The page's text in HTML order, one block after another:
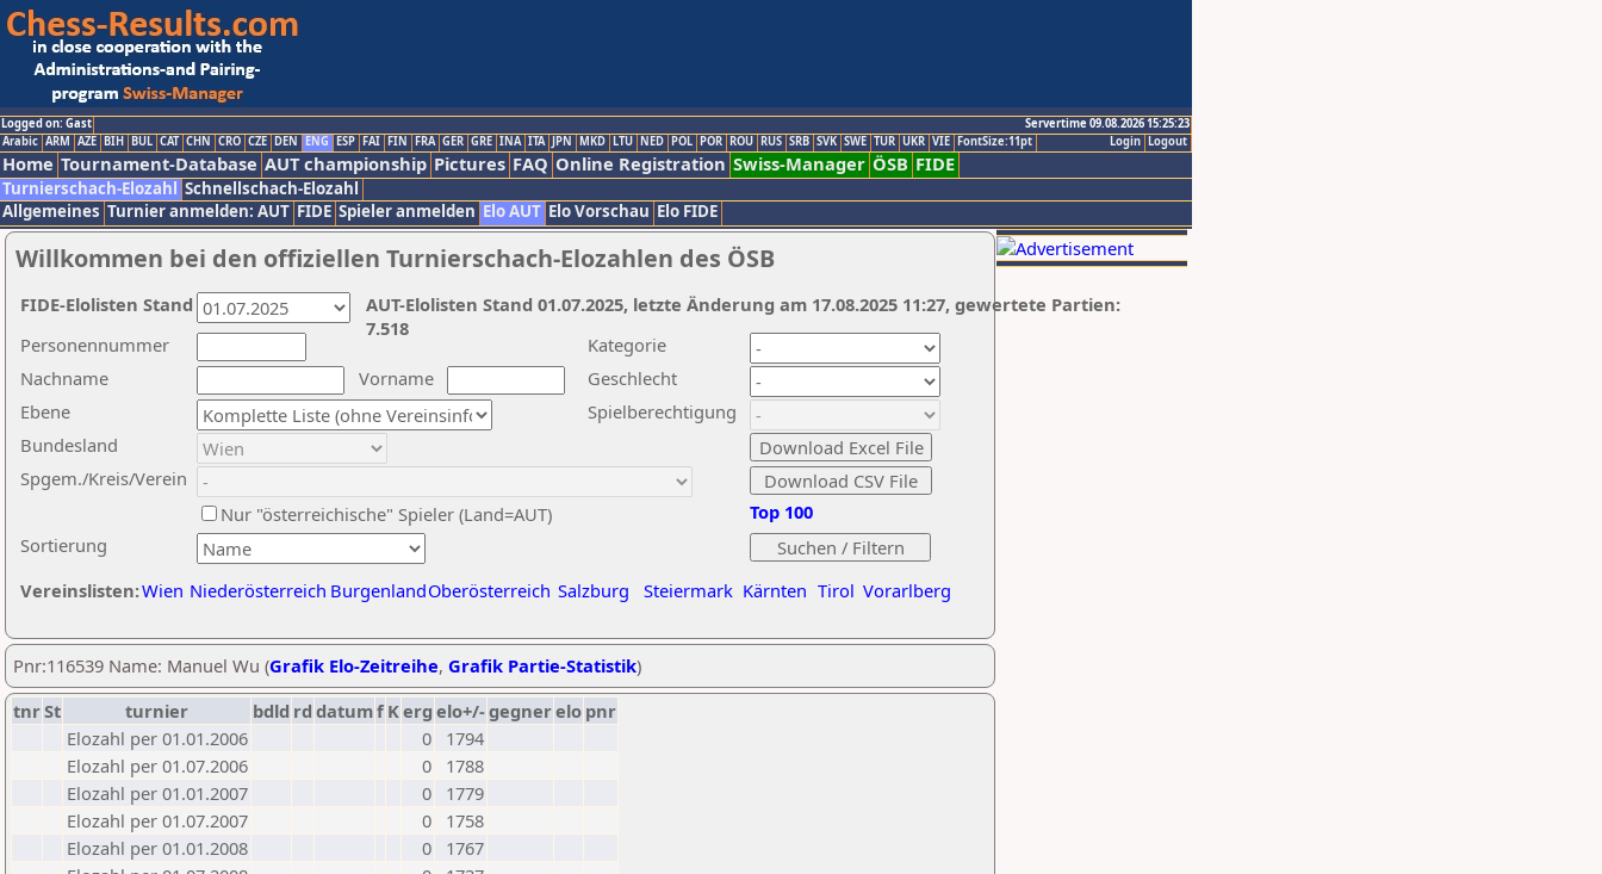
Logged on: Gast
Servertime 09.08.2026 15:25:23
Logout
Login
Arabic ARM AZE BIH BUL CAT CHN CRO CZE DEN ENG ESP FAI FIN FRA GER GRE INA ITA JPN MKD LTU NED POL POR ROU RUS SRB SVK SWE TUR UKR VIE FontSize:11pt
Home Tournament-Database AUT championship Pictures FAQ Online Registration Swiss-Manager ÖSB FIDE
Turnierschach-Elozahl Schnellschach-Elozahl
Allgemeines Turnier anmelden: AUT FIDE Spieler anmelden Elo AUT Elo Vorschau Elo FIDE
Willkommen bei den offiziellen Turnierschach-Elozahlen des ÖSB
Nachname
Vorname
Ebene
Kategorie
Sortierung
Personennummer
Bundesland
Spgem./Kreis/Verein
Geschlecht
Nur "österreichische" Spieler (Land=AUT)
Spielberechtigung
Vereinslisten:Wien Niederösterreich BurgenlandOberösterreich Salzburg Steiermark Kärnten Tirol Vorarlberg
Top 100
AUT-Elolisten Stand 01.07.2025, letzte Änderung am 17.08.2025 11:27, gewertete Partien:
7.518
FIDE-Elolisten Stand
Pnr:116539 Name: Manuel Wu (Grafik Elo-Zeitreihe, Grafik Partie-Statistik)
tnrSt turnier bdld rd datumf Kerg elo+/-gegnerelo pnr
Elozahl per 01.01.2006
0
1794
Elozahl per 01.07.2006
0
1788
Elozahl per 01.01.2007
0
1779
Elozahl per 01.07.2007
0
1758
Elozahl per 01.01.2008
0
1767